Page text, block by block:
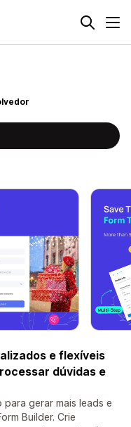
e flexíveis
dúvidas e
gerar mais leads e
Builder. Crie